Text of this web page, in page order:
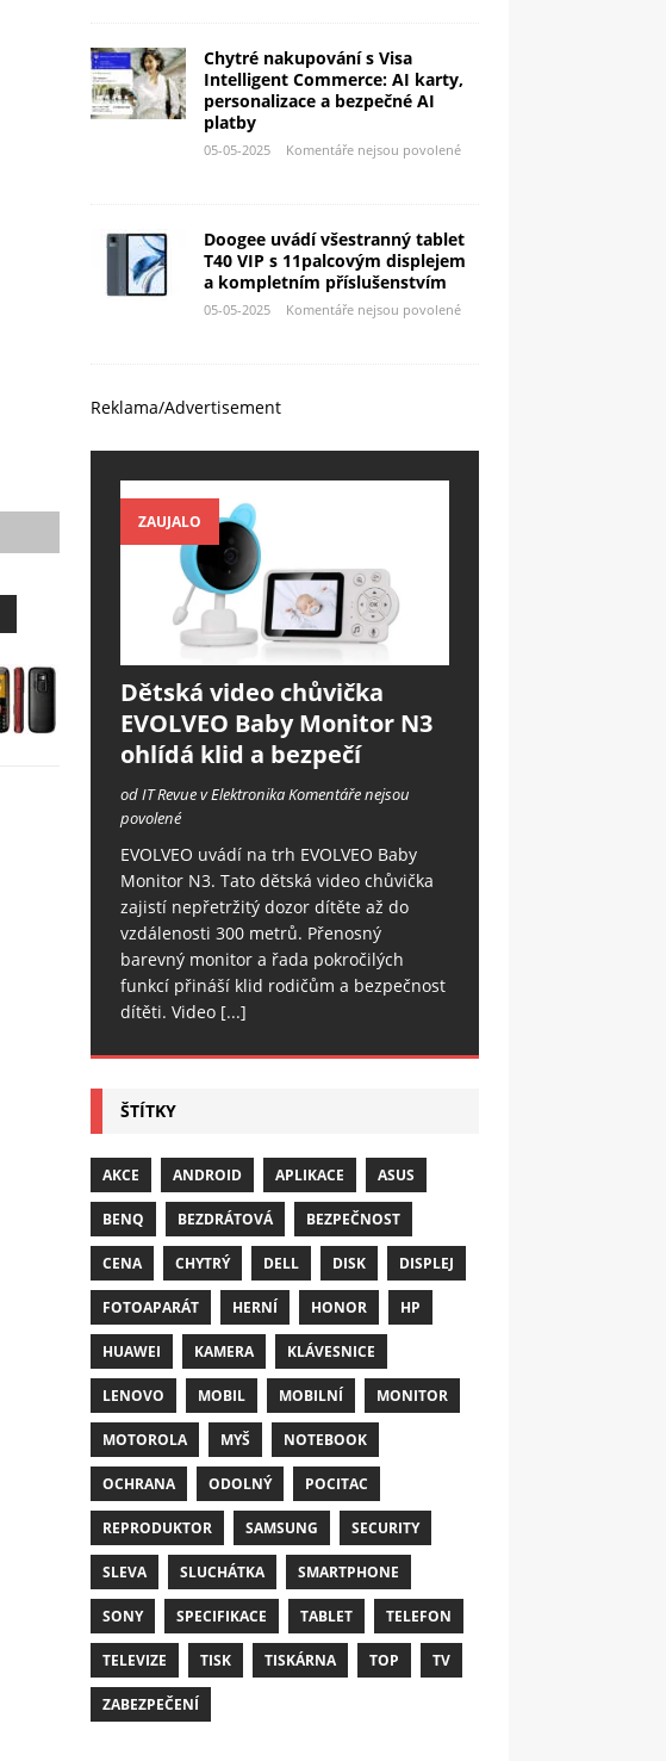
Chytré nakupování s Visa
Intelligent Commerce: AI karty,
personalizace a bezpečné AI
platby
05-05-2025 Komentáře nejsou povolené
Doogee uvádí všestranný tablet
T40 VIP s 11palcovým displejem
a kompletním příslušenstvím
05-05-2025 Komentáře nejsou povolené
Reklama/Advertisement
ZAUJALO
Dětská video chůvička
EVOLVEO Baby Monitor N3
ohlídá klid a bezpečí
od IT Revue v ElektronikaKomentáře nejsou
povolené
EVOLVEO uvádí na trh EVOLVEO Baby
Monitor N3. Tato dětská video chůvička
zajistí nepřetržitý dozor dítěte až do
vzdálenosti 300 metrů. Přenosný
barevný monitor a řada pokročilých
funkcí přináší klid rodičům a bezpečnost
dítěti. Video [...]
ŠTÍTKY
AKCE ANDROID APLIKACE ASUS
BENQ BEZDRÁTOVÁ BEZPEČNOST
CENA CHYTRÝ DELL DISK DISPLEJ
FOTOAPARÁT HERNÍ HONOR HP
HUAWEI KAMERA KLÁVESNICE
LENOVO MOBIL MOBILNÍ MONITOR
MOTOROLA MYŠ NOTEBOOK
OCHRANA ODOLNÝ POCITAC
REPRODUKTOR SAMSUNG SECURITY
SLEVA SLUCHÁTKA SMARTPHONE
SONY SPECIFIKACE TABLET TELEFON
TELEVIZE TISK TISKÁRNA TOP TV
ZABEZPEČENÍ